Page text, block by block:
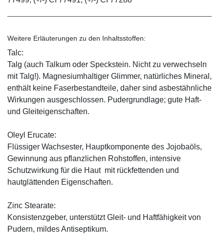
Weitere Erläuterungen zu den Inhaltsstoffen:
Talc:
Talg (auch Talkum oder Speckstein. Nicht zu verwechseln
mit Talg!). Magnesiumhaltiger Glimmer, natürliches Mineral,
enthält keine Faserbestandteile, daher sind asbestähnliche
Wirkungen ausgeschlossen. Pudergrundlage; gute Haft-
und Gleiteigenschaften.
Oleyl Erucate:
Flüssiger Wachsester, Hauptkomponente des Jojobaöls,
Gewinnung aus pflanzlichen Rohstoffen, intensive
Schutzwirkung für die Haut mit rückfettenden und
hautglättenden Eigenschaften.
Zinc Stearate:
Konsistenzgeber, unterstützt Gleit- und Haftfähigkeit von
Pudern, mildes Antiseptikum.